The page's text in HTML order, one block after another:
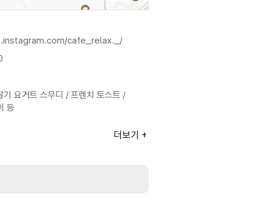
cafe_relax._/
기 요거트 스무디 / 프렌치 토스트 /
등
더보기